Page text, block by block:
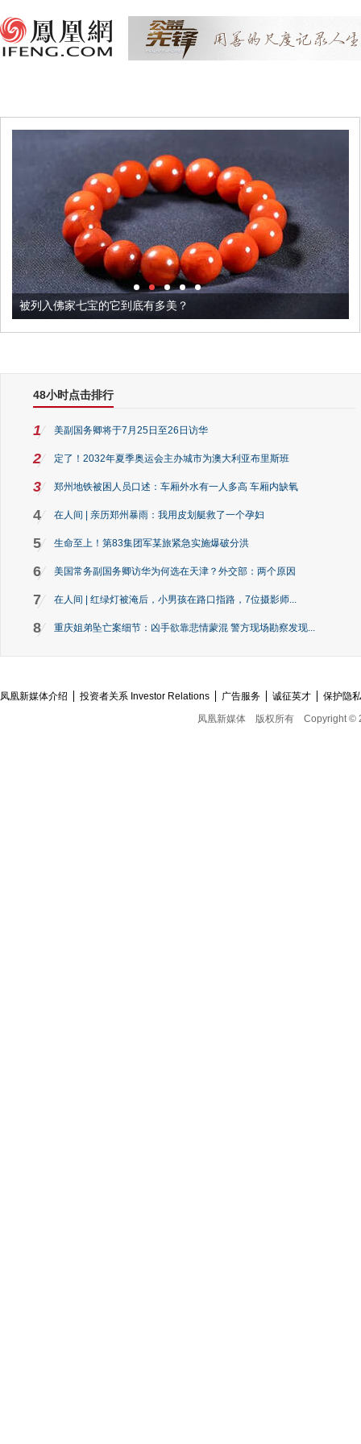
被列入佛家七宝的它到底有多美？
48小时点击排行
1 美副国务卿将于7月25日至26日访华
2 定了！2032年夏季奥运会主办城市为澳大利亚布里斯班
3 郑州地铁被困人员口述：车厢外水有一人多高 车厢内缺氧
4 在人间 | 亲历郑州暴雨：我用皮划艇救了一个孕妇
5 生命至上！第83集团军某旅紧急实施爆破分洪
6 美国常务副国务卿访华为何选在天津？外交部：两个原因
7 在人间 | 红绿灯被淹后，小男孩在路口指路，7位摄影师...
8 重庆姐弟坠亡案细节：凶手欲靠悲情蒙混 警方现场勘察发现...
凤凰新媒体介绍 投资者关系 Investor Relations 广告服务 诚征英才
保护隐
凤凰新媒体
版权所有 Copyright ©